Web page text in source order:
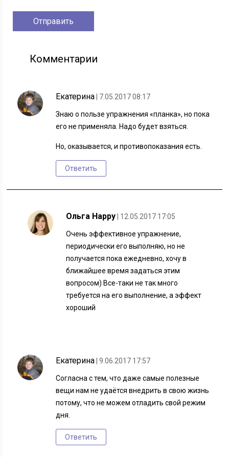
Комментарии
Екатерина | 7.05.2017 08:17
Знаю о пользе упражнения «планка», но пока
его не применяла. Надо будет взяться.
Но, оказывается, и противопоказания есть.
Ответить
Ольга Happy | 12.05.2017 17:05
Очень эффективное упражнение,
периодически его выполняю, но не
получается пока ежедневно, хочу в
ближайшее время задаться этим
вопросом) Все-таки не так много
требуется на его выполнение, а эффект
хороший
Екатерина | 9.06.2017 17:57
Согласна с тем, что даже самые полезные
вещи нам не удаётся внедрить в свою жизнь
потому, что не можем отладить свой режим
дня.
Ответить